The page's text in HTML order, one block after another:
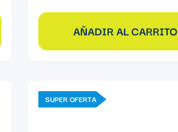
AÑADIR AL CARRITO
SUPER OFERTA